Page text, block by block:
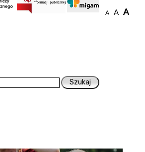
A A A